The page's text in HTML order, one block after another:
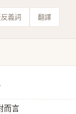
義詞 翻譯
而言